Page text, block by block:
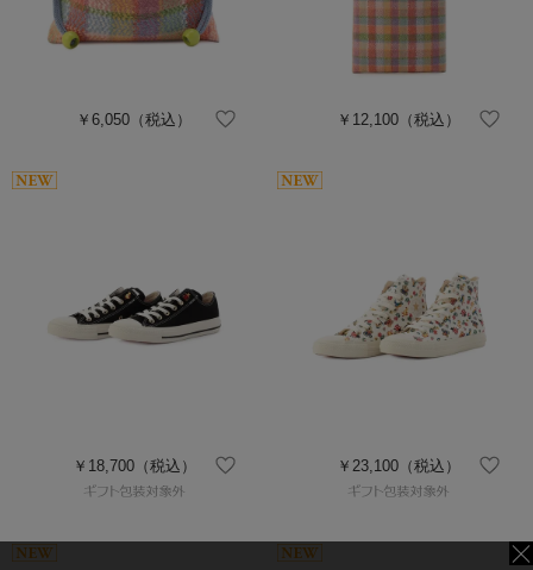
￥6,050 （税込） ￥12,100 （税込）
￥18,700（税込） ￥23,100 （税込）